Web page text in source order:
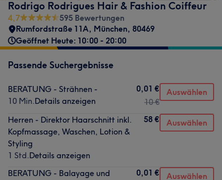
Rodrigo Rodrigues Hair & Fashion Coiffeur
4,7
595 Bewertungen
Rumfordstraße 11A, München, 80469
Geöffnet Heute: 10:00 - 20:00
Passende Suchergebnisse
BERATUNG - Strähnen -
10 Min.Details anzeigen
0,01 €
10 €
Auswählen
Herren - Direktor Haarschnitt inkl.
Kopfmassage, Waschen, Lotion &
Styling
1 Std.Details anzeigen
58 € Auswählen
BERATUNG - Balayage und
0,01 € Auswählen